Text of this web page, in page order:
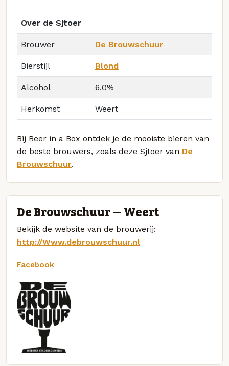
Over de Sjtoer
Brouwer De Brouwschuur
Bierstijl Blond
Alcohol 6.0%
Herkomst Weert
Bij Beer in a Box ontdek je de mooiste bieren van
de beste brouwers, zoals deze Sjtoer van De
Brouwschuur.
De Brouwschuur — Weert
Bekijk de website van de brouwerij:
http://Www.debrouwschuur.nl
Facebook